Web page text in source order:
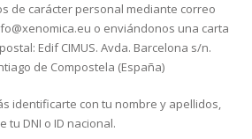
de carácter personal mediante correo
o enviándonos una carta
Edif CIMUS. Avda. Barcelona s/n.
de Compostela (España)
identificarte con tu nombre y apellidos,
tu DNI o ID nacional.